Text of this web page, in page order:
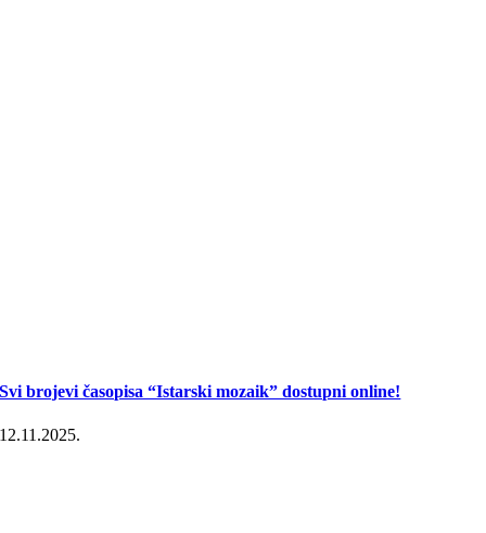
Svi brojevi časopisa “Istarski mozaik” dostupni online!
12.11.2025.